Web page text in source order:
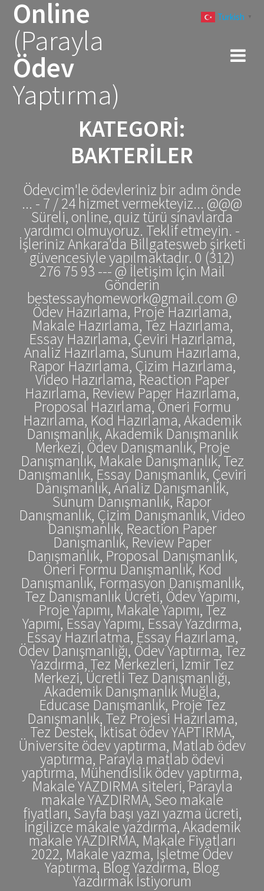
Online
(Parayla
Ödev
Yaptırma)
KATEGORI:
BAKTERILER
Ödevcim'le ödevleriniz bir adım önde
... - 7 / 24 hizmet vermekteyiz... @@@
Süreli, online, quiz türü sınavlarda
yardımcı olmuyoruz. Teklif etmeyin. -
İşleriniz Ankara'da Billgatesweb şirketi
güvencesiyle yapılmaktadır. 0 (312)
276 75 93 --- @ İletişim İçin Mail
Gönderin
bestessayhomework@gmail.com @
Ödev Hazırlama, Proje Hazırlama,
Makale Hazırlama, Tez Hazırlama,
Essay Hazırlama, Çeviri Hazırlama,
Analiz Hazırlama, Sunum Hazırlama,
Rapor Hazırlama, Çizim Hazırlama,
Video Hazırlama, Reaction Paper
Hazırlama, Review Paper Hazırlama,
Proposal Hazırlama, Öneri Formu
Hazırlama, Kod Hazırlama, Akademik
Danışmanlık, Akademik Danışmanlık
Merkezi, Ödev Danışmanlık, Proje
Danışmanlık, Makale Danışmanlık, Tez
Danışmanlık, Essay Danışmanlık, Çeviri
Danışmanlık, Analiz Danışmanlık,
Sunum Danışmanlık, Rapor
Danışmanlık, Çizim Danışmanlık, Video
Danışmanlık, Reaction Paper
Danışmanlık, Review Paper
Danışmanlık, Proposal Danışmanlık,
Öneri Formu Danışmanlık, Kod
Danışmanlık, Formasyon Danışmanlık,
Tez Danışmanlık Ücreti, Ödev Yapımı,
Proje Yapımı, Makale Yapımı, Tez
Yapımı, Essay Yapımı, Essay Yazdırma,
Essay Hazırlatma, Essay Hazırlama,
Ödev Danışmanlığı, Ödev Yaptırma, Tez
Yazdırma, Tez Merkezleri, İzmir Tez
Merkezi, Ücretli Tez Danışmanlığı,
Akademik Danışmanlık Muğla,
Educase Danışmanlık, Proje Tez
Danışmanlık, Tez Projesi Hazırlama,
Tez Destek, İktisat ödev YAPTIRMA,
Üniversite ödev yaptırma, Matlab ödev
yaptırma, Parayla matlab ödevi
yaptırma, Mühendislik ödev yaptırma,
Makale YAZDIRMA siteleri, Parayla
makale YAZDIRMA, Seo makale
fiyatları, Sayfa başı yazı yazma ücreti,
İngilizce makale yazdırma, Akademik
makale YAZDIRMA, Makale Fiyatları
2022, Makale yazma, İşletme Ödev
Yaptırma, Blog Yazdırma, Blog
Yazdırmak İstiyorum
Turkish ▼